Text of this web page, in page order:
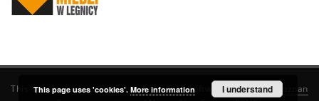
This service runs onDInGO dLibra 6.3.19software created by
Poznan
This page uses 'cookies'. More information I understand